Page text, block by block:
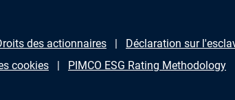
des actionnaires
Déclaration sur
cookies PIMCO ESG Rating Methodology